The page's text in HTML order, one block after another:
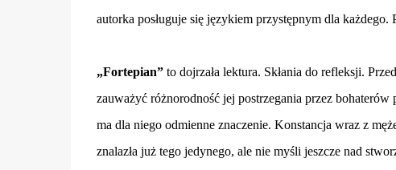
autorka posługuje się językiem przystępnym dla
„Fortepian”to dojrzała lektura. Skłania do refleksji.
zauważyć różnorodność jej postrzegania przez
ma dla niego odmienne znaczenie. Konstancja wraz z
znalazła już tego jedynego, ale nie myśli jeszcze nad